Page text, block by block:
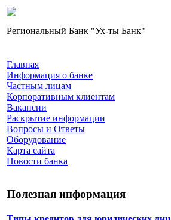
Региональный Банк "Ух-ты Банк"
Главная
Информация о банке
Частным лицам
Корпоративным клиентам
Вакансии
Раскрытие информации
Вопросы и Ответы
Оборудование
Карта сайта
Новости банка
Полезная информация